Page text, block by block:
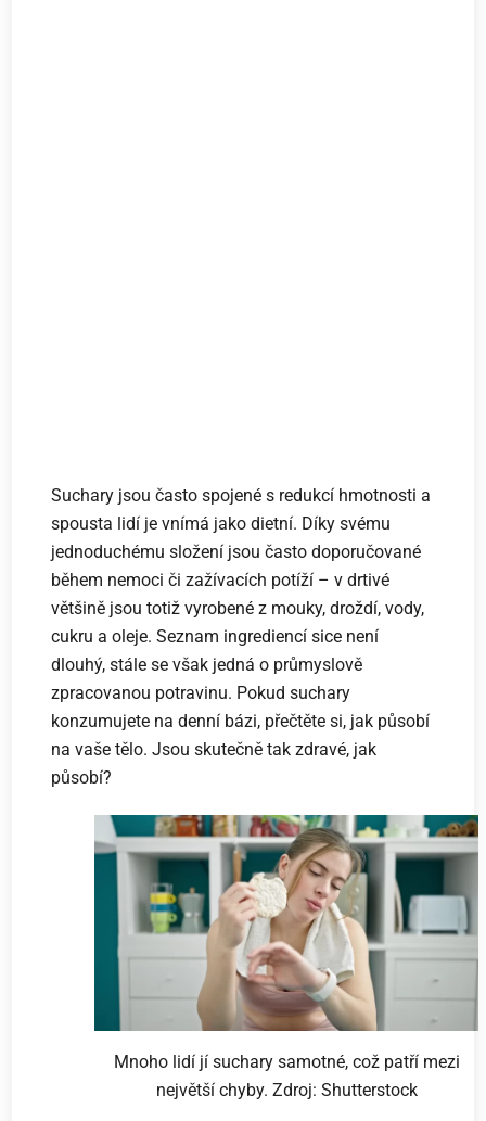
Suchary jsou často spojené s redukcí hmotnosti a
spousta lidí je vnímá jako dietní. Díky svému
jednoduchému složení jsou často doporučované
během nemoci či zažívacích potíží – v drtivé
většině jsou totiž vyrobené z mouky, droždí, vody,
cukru a oleje. Seznam ingrediencí sice není
dlouhý, stále se však jedná o průmyslově
zpracovanou potravinu. Pokud suchary
konzumujete na denní bázi, přečtěte si, jak působí
na vaše tělo. Jsou skutečně tak zdravé, jak
působí?
Mnoho lidí jí suchary samotné, což patří mezi
největší chyby. Zdroj: Shutterstock